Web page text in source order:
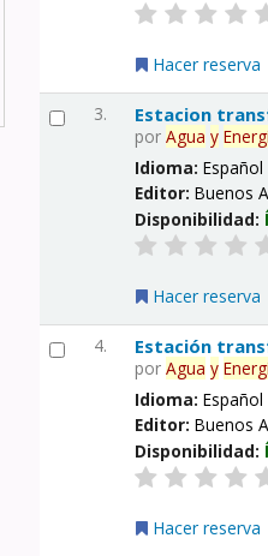
Hacer reserva
3. Estacion
porAgua y
Idioma:Español
Editor:Buenos
Disponibilidad:
Hacer reserva
4. Estación
porAgua y
Idioma:Español
Editor:Buenos
Disponibilidad:
Hacer reserva